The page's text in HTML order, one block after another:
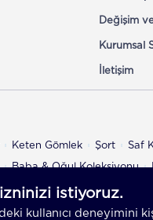
Değişim
Kurumsal
İletişim
Keten Gömlek Şort Saf
Baba & Oğul Koleksiyonu